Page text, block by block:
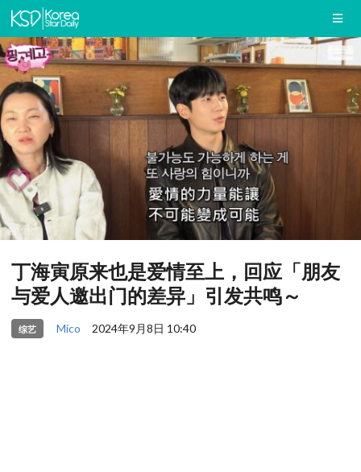
丁海寅原来也是爱情至上，回应「朋友
与爱人邀出门的差异」引发共鸣～
综艺 Mico 2024年9月8日 10:40